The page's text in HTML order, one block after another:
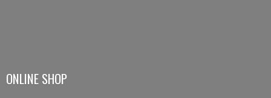
ONLINE SHOP